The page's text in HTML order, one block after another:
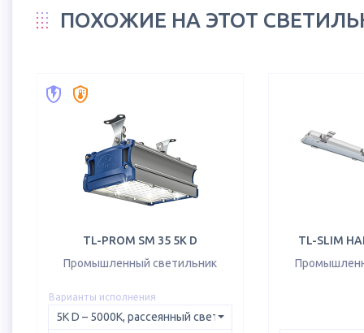
ПОХОЖИЕ НА ЭТОТ
TL-PROM SM 35 5K D
Промышленный светильник
Варианты исполнения
TL-SLIM